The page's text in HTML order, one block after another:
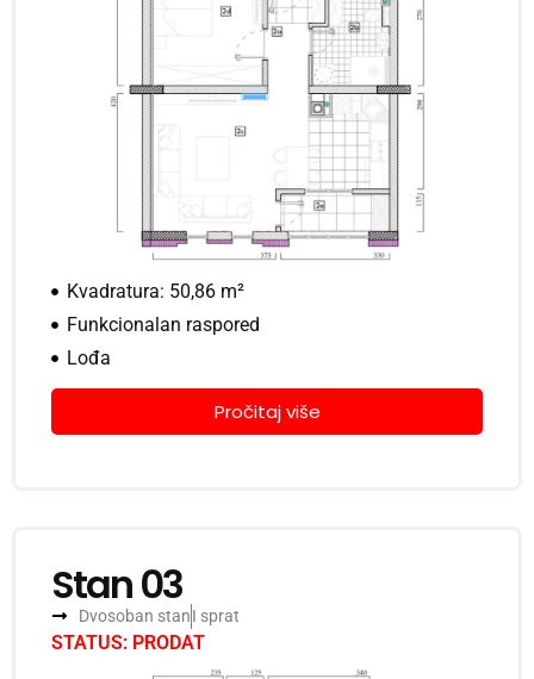
Kvadratura: 50,86 m²
Funkcionalan raspored
Lođa
Pročitaj više
Stan 03
Dvosoban stanI sprat
STATUS: PRODAT